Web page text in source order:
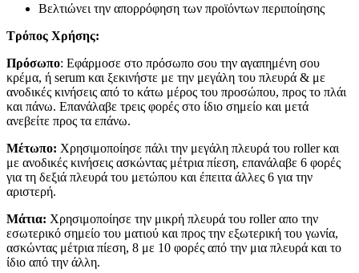
Βελτιώνει την απορρόφηση των προϊόντων περιποίησης
Τρόπος Χρήσης:
Πρόσωπο: Εφάρμοσε στο πρόσωπο σου την αγαπημένη σου
κρέμα, ή serum και ξεκινήστε με την μεγάλη του πλευρά & με
ανοδικές κινήσεις από το κάτω μέρος του προσώπου, προς το πλάι
και πάνω. Επανάλαβε τρεις φορές στο ίδιο σημείο και μετά
ανεβείτε προς τα επάνω.
Μέτωπο: Χρησιμοποίησε πάλι την μεγάλη πλευρά του roller και
με ανοδικές κινήσεις ασκώντας μέτρια πίεση, επανάλαβε 6 φορές
για τη δεξιά πλευρά του μετώπου και έπειτα άλλες 6 για την
αριστερή.
Μάτια: Χρησιμοποίησε την μικρή πλευρά του roller απο την
εσωτερικό σημείο του ματιού και προς την εξωτερική του γωνία,
ασκώντας μέτρια πίεση, 8 με 10 φορές από την μια πλευρά και το
ίδιο από την άλλη.